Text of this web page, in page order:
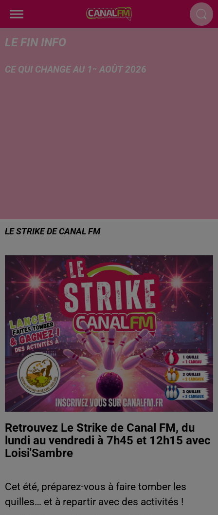
LE FIN INFO
CE QUI CHANGE AU 1ᵉʳ AOÛT 2026
LE STRIKE DE CANAL FM
Retrouvez Le Strike de Canal FM, du
lundi au vendredi à 7h45 et 12h15 avec
Loisi'Sambre
Cet été, préparez-vous à faire tomber les
quilles… et à repartir avec des activités !